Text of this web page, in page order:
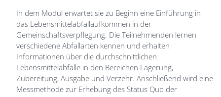
In dem Modul erwartet sie zu Beginn eine Einführung in
das Lebensmittelabfallaufkommen in der
Gemeinschaftsverpflegung. Die Teilnehmenden lernen
verschiedene Abfallarten kennen und erhalten
Informationen über die durchschnittlichen
Lebensmittelabfälle in den Bereichen Lagerung,
Zubereitung, Ausgabe und Verzehr. Anschließend wird eine
Messmethode zur Erhebung des Status Quo der